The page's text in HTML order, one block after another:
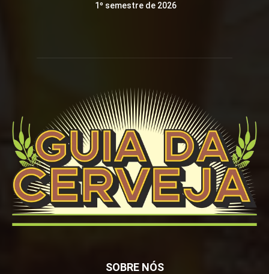
1º semestre de 2026
SOBRE NÓS